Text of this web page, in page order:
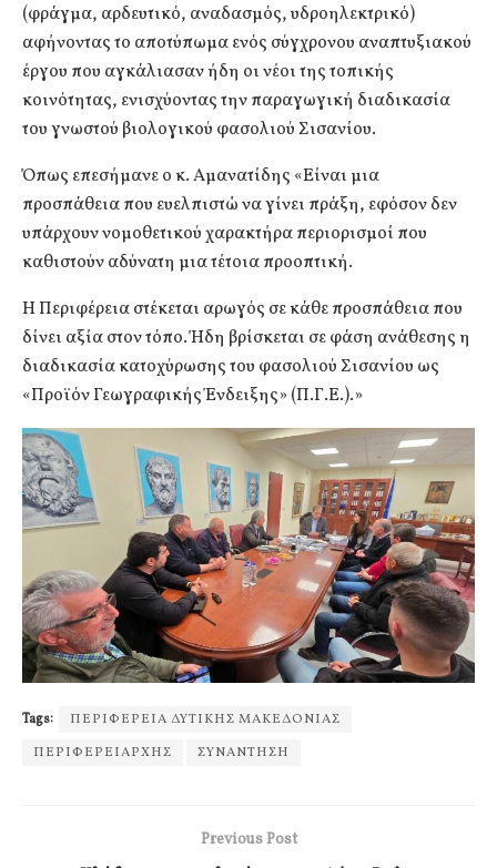
(φράγμα, αρδευτικό, αναδασμός, υδροηλεκτρικό)
αφήνοντας το αποτύπωμα ενός σύγχρονου αναπτυξιακού
έργου που αγκάλιασαν ήδη οι νέοι της τοπικής
κοινότητας, ενισχύοντας την παραγωγική διαδικασία
του γνωστού βιολογικού φασολιού Σισανίου.
Όπως επεσήμανε ο κ. Αμανατίδης «Είναι μια
προσπάθεια που ευελπιστώ να γίνει πράξη, εφόσον δεν
υπάρχουν νομοθετικού χαρακτήρα περιορισμοί που
καθιστούν αδύνατη μια τέτοια προοπτική.
Η Περιφέρεια στέκεται αρωγός σε κάθε προσπάθεια που
δίνει αξία στον τόπο. Ήδη βρίσκεται σε φάση ανάθεσης η
διαδικασία κατοχύρωσης του φασολιού Σισανίου ως
«Προϊόν Γεωγραφικής Ένδειξης» (Π.Γ.Ε.).»
Tags:
ΠΕΡΙΦΕΡΕΙΑ ΔΥΤΙΚΗΣ ΜΑΚΕΔΟΝΙΑΣ
ΠΕΡΙΦΕΡΕΙΑΡΧΗΣ
ΣΥΝΑΝΤΗΣΗ
Previous Post